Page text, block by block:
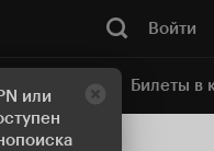
или
Войти
Билеты в